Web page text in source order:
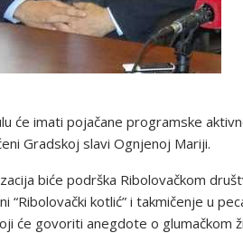
će imati pojačane programske
Gradskoj slavi Ognjenoj Mariji.
biće podrška Ribolovačkom
kotlić” i takmičenje u
će govoriti anegdote o glumačkom